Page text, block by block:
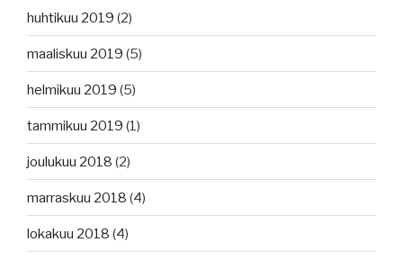
huhtikuu 2019 (2)
maaliskuu 2019 (5)
helmikuu 2019 (5)
tammikuu 2019 (1)
joulukuu 2018 (2)
marraskuu 2018 (4)
lokakuu 2018 (4)